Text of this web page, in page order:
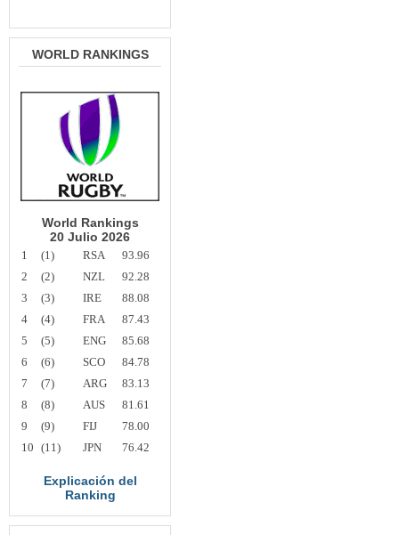
WORLD RANKINGS
World Rankings
20 Julio 2026
1 (1) RSA
93.96
2
(2) NZL
92.28
3
(3) IRE
88.08
4
(4) FRA
87.43
5
(5) ENG
85.68
6
(6) SCO
84.78
7
(7) ARG
83.13
8
(8) AUS
81.61
9
(9) FIJ
78.00
10 (11) JPN 76.42
Explicación del
Ranking